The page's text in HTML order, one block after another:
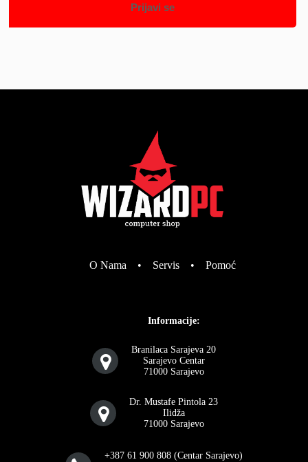
Prijavi se
O Nama • Servis • Pomoć
Informacije:
Branilaca Sarajeva 20
Sarajevo Centar
71000 Sarajevo
Dr. Mustafe Pintola 23
Ilidža
71000 Sarajevo
+387 61 900 808 (Centar Sarajevo)